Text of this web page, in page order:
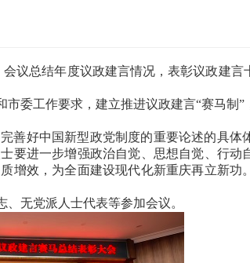
议总结年度议政建言情况，表彰议政建
委工作要求，建立推进议政建言“赛马制
善好中国新型政党制度的重要论述的具体
要进一步增强政治自觉、思想自觉、行动
增效，为全面建设现代化新重庆再立新功
无党派人士代表等参加会议。